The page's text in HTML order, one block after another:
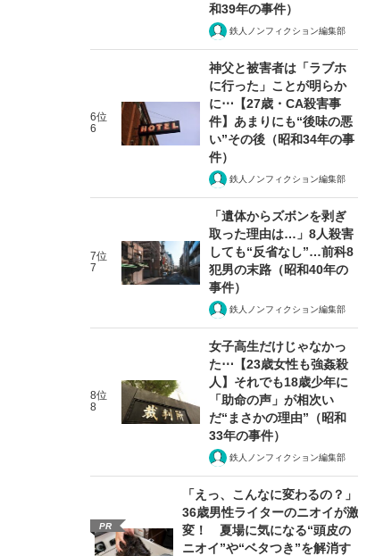
和39年の事件）
鉄人ノンフィクション編集部
6位
6
神父と被害者は「ラブホ
に行った」ことが明らか
に⋯【27歳・CA殺害事
件】あまりにも“後味の悪
い”その後（昭和34年の事
件）
鉄人ノンフィクション編集部
7位
7
「遺体からズボンを剥ぎ
取った理由は…」8人殺害
しても“反省なし”…前科8
犯男の末路（昭和40年の
事件）
鉄人ノンフィクション編集部
8位
8
女子高生だけじゃなかっ
た⋯【23歳女性も強姦殺
人】それでも18歳少年に
「助命の声」が相次い
だ“まさかの理由”（昭和
33年の事件）
鉄人ノンフィクション編集部
PR
「えっ、こんなに変わるの？」
36歳男性ライターのニオイが激
変！ 夏場に気になる“頭皮の
ニオイ”や“ベタつき”を解消す